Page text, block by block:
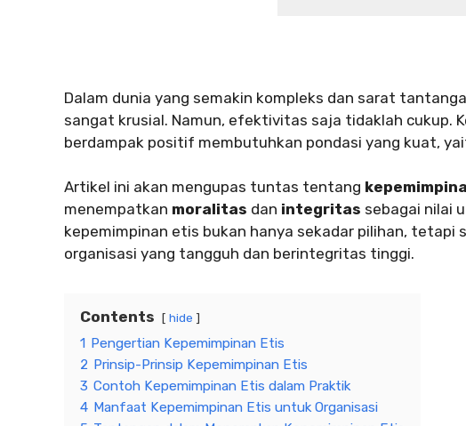
Dalam dunia yang semakin kompleks dan sarat
sangat krusial. Namun, efektivitas saja tidaklah cukup.
berdampak positif membutuhkan pondasi yang kuat,
Artikel ini akan mengupas tuntas tentang
menempatkan moralitas dan integritas sebagai nilai
kepemimpinan etis bukan hanya sekadar pilihan, tetapi
organisasi yang tangguh dan berintegritas tinggi.
Contents hide
1 Pengertian Kepemimpinan Etis
2 Prinsip-Prinsip Kepemimpinan Etis
3 Contoh Kepemimpinan Etis dalam Praktik
4 Manfaat Kepemimpinan Etis untuk Organisasi